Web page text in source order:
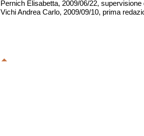
Pernich Elisabetta, 2009/06/22, supervisione
Vichi Andrea Carlo, 2009/09/10, prima